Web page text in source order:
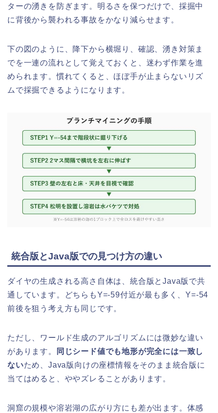
ターの湧きを防ぎます。明るさを保つだけで、採掘中
に背後から襲われる事故をかなり減らせます。
下の図のように、降下から横堀り、確認、湧き対策ま
でを一連の流れとして覚えておくと、迷わず作業を進
められます。慣れてくると、ほぼ手が止まらないリズ
ムで採掘できるようになります。
統合版とJava版での見つけ方の違い
ダイヤの生成される高さ自体は、統合版とJava版で共
通しています。どちらもY=-59付近が最も多く、Y=-54
前後を狙う考え方も同じです。
ただし、ワールド生成のアルゴリズムには微妙な違い
があります。
同じシード値でも地形が完全には一致し
ないため、Java版向けの座標情報をそのまま統合版に
当てはめると、ややズレることがあります。
洞窟の規模や溶岩湖の広がり方にも差が出ます。体感